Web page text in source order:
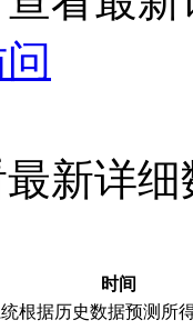
新详细
时间
根据历史数据预测所